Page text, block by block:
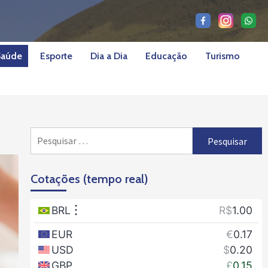
Esporte Dia a Dia Educação Turismo
Cotações (tempo real)